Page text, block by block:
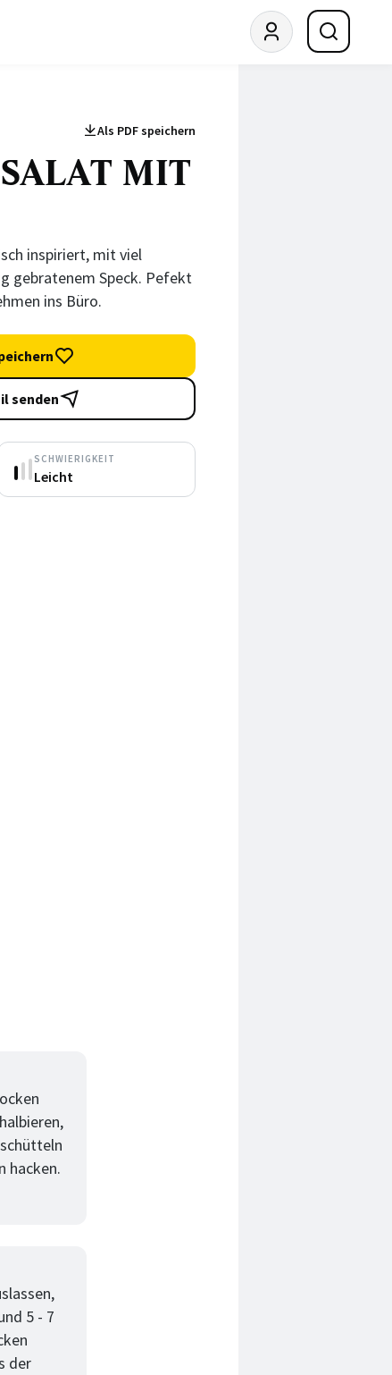
Als PDF speichern
MIT
inspiriert, mit viel
gebratenem Speck. Pefekt
ins Büro.
senden
SCHWIERIGKEIT
Leicht
hacken.
5 - 7
der